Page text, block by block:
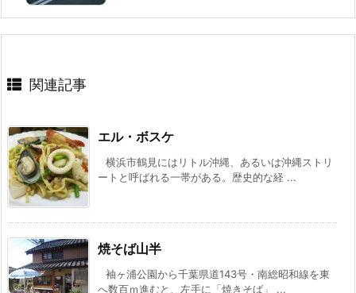
関連記事
エル・ボスケ
横浜市鶴見にはリトル沖縄、あるいは沖縄ストリ
ートと呼ばれる一帯がある。歴史的な経 ...
焼そば山半
袖ヶ浦公園から千葉県道143号・南総昭和線を東
へ数百ｍ進むと、左手に「焼きそば」 ...